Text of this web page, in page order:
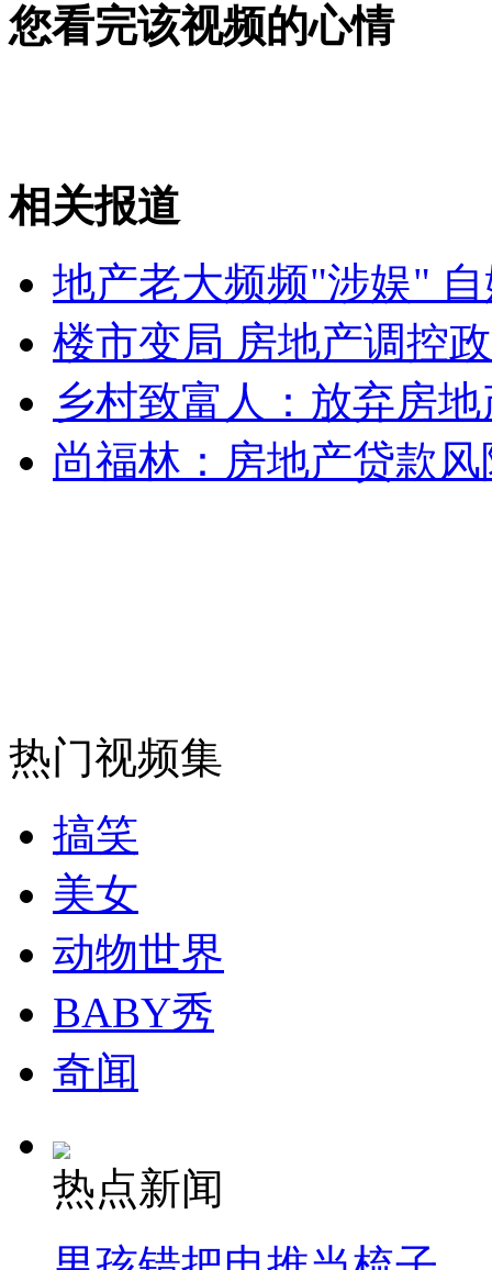
中国式大片:热血大片——钓鱼岛之争
外交部：反对强权政治霸凌主义
外交部：有关国家言论片面不公正
消防员救轻生者 花炮节热闹非凡
纽约上演“枕头大战”
司机酒驾遇交警 急速倒车逃窜
您看完该视频的心情
相关报道
地产老大频频"涉娱"
楼市变局 房地产调控
乡村致富人：放弃房
尚福林：房地产贷款
热门视频集
搞笑
美女
动物世界
BABY秀
奇闻
热点新闻